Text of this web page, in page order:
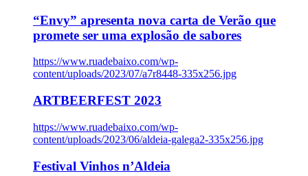
“Envy” apresenta nova carta de Verão que
promete ser uma explosão de sabores
https://www.ruadebaixo.com/wp-
content/uploads/2023/07/a7r8448-335x256.jpg
ARTBEERFEST 2023
https://www.ruadebaixo.com/wp-
content/uploads/2023/06/aldeia-galega2-335x256.jpg
Festival Vinhos n’Aldeia